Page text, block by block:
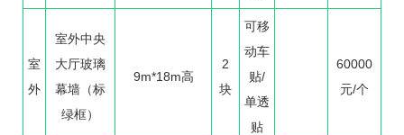
室
外
室外中央
大厅玻璃
幕墙（标
绿框）
9m*18m高
2
块
可移
动车
贴/
单透
贴
60000
元/个